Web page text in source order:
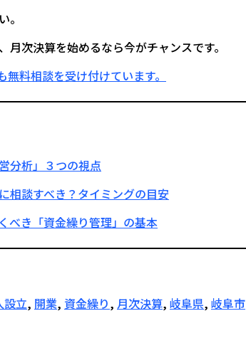
。
次決算を始めるなら今がチャンスです。
料相談を受け付けています。
分析」３つの視点
相談すべき？タイミングの目安
べき「資金繰り管理」の基本
設立, 開業, 資金繰り, 月次決算, 岐阜県, 岐阜市